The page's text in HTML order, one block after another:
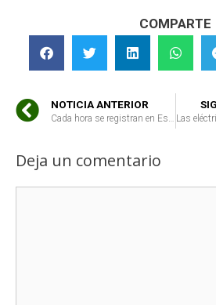
COMPARTE
NOTICIA ANTERIOR
Cada hora se registran en España medio centenar de cortes de agua a consumidores
Deja un comentario